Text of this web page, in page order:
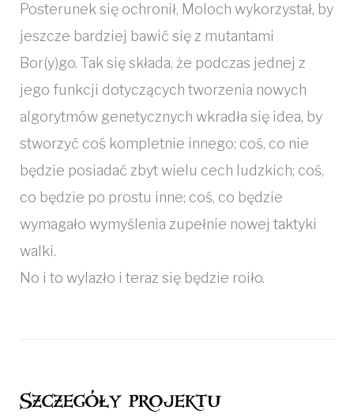
Posterunek się ochronił, Moloch wykorzystał, by
jeszcze bardziej bawić się z mutantami
Bor(y)go. Tak się składa, że podczas jednej z
jego funkcji dotyczących tworzenia nowych
algorytmów genetycznych wkradła się idea, by
stworzyć coś kompletnie innego; coś, co nie
będzie posiadać zbyt wielu cech ludzkich; coś,
co będzie po prostu inne; coś, co będzie
wymagało wymyślenia zupełnie nowej taktyki
walki.
No i to wylazło i teraz się będzie roiło.
Szczegóły projektu